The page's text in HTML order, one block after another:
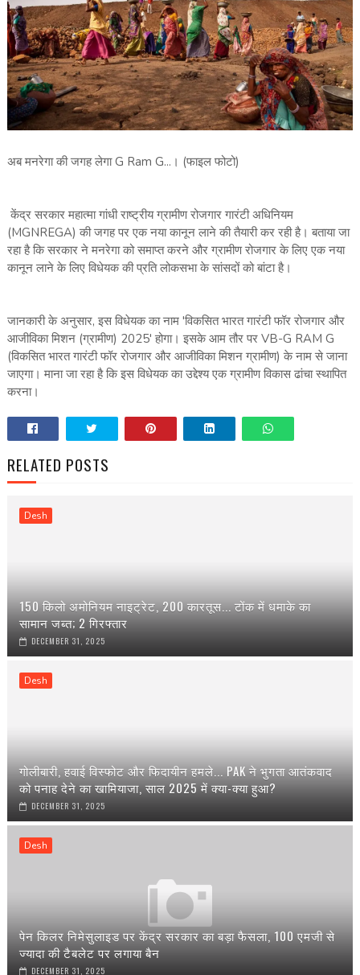
अब मनरेगा की जगह लेगा G Ram G...। (फाइल फोटो)
केंद्र सरकार महात्मा गांधी राष्ट्रीय ग्रामीण रोजगार गारंटी अधिनियम
(MGNREGA) की जगह पर एक नया कानून लाने की तैयारी कर रही है। बताया जा
रहा है कि सरकार ने मनरेगा को समाप्त करने और ग्रामीण रोजगार के लिए एक नया
कानून लाने के लिए विधेयक की प्रति लोकसभा के सांसदों को बांटा है।
जानकारी के अनुसार, इस विधेयक का नाम 'विकसित भारत गारंटी फॉर रोजगार और
आजीविका मिशन (ग्रामीण) 2025' होगा। इसके आम तौर पर VB-G RAM G
(विकसित भारत गारंटी फॉर रोजगार और आजीविका मिशन ग्रामीण) के नाम से जाना
जाएगा। माना जा रहा है कि इस विधेयक का उद्देश्य एक ग्रामीण विकास ढांचा स्थापित
करना।
RELATED POSTS
Desh
150 किलो अमोनियम नाइट्रेट, 200 कारतूस... टोंक में धमाके का
सामान जब्त; 2 गिरफ्तार
DECEMBER 31, 2025
Desh
गोलीबारी, हवाई विस्फोट और फिदायीन हमले... PAK ने भुगता आतंकवाद
को पनाह देने का खामियाजा, साल 2025 में क्या-क्या हुआ?
DECEMBER 31, 2025
Desh
पेन किलर निमेसुलाइड पर केंद्र सरकार का बड़ा फैसला, 100 एमजी से
ज्यादा की टैबलेट पर लगाया बैन
DECEMBER 31, 2025